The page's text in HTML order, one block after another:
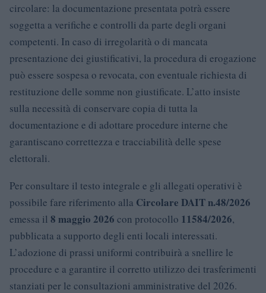
circolare: la documentazione presentata potrà essere
soggetta a verifiche e controlli da parte degli organi
competenti. In caso di irregolarità o di mancata
presentazione dei giustificativi, la procedura di erogazione
può essere sospesa o revocata, con eventuale richiesta di
restituzione delle somme non giustificate. L’atto insiste
sulla necessità di conservare copia di tutta la
documentazione e di adottare procedure interne che
garantiscano correttezza e tracciabilità delle spese
elettorali.
Per consultare il testo integrale e gli allegati operativi è
possibile fare riferimento alla Circolare DAIT n.48/2026
emessa il 8 maggio 2026 con protocollo 11584/2026,
pubblicata a supporto degli enti locali interessati.
L’adozione di prassi uniformi contribuirà a snellire le
procedure e a garantire il corretto utilizzo dei trasferimenti
stanziati per le consultazioni amministrative del 2026.